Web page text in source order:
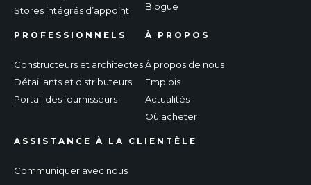
Stores intégrés d’appoint
Blogue
PROFESSIONNELS
Constructeurs et architectes
Détaillants et distributeurs
Portail des fournisseurs
ASSISTANCE À LA CLIENTÈLE
Communiquer avec nous
À PROPOS
À propos de nous
Emplois
Actualités
Où acheter